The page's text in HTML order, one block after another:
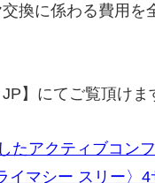
換に係わる費用を
】にてご覧頂けま
アクティブコンフ
マシー スリー〉4